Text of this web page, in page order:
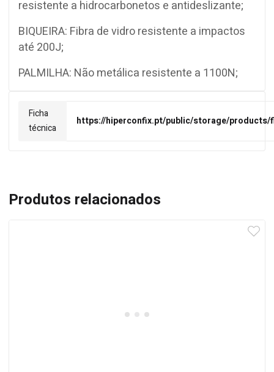
resistente a hidrocarbonetos e antideslizante;
BIQUEIRA: Fibra de vidro resistente a impactos
até 200J;
PALMILHA: Não metálica resistente a 1100N;
Ficha
técnica
https://hiperconfix.pt/public/storage/products/
Produtos relacionados